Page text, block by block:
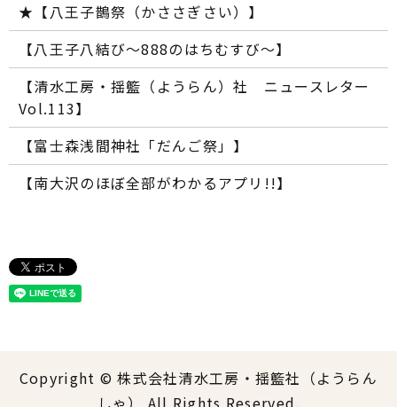
★【八王子鵲祭（かささぎさい）】
【八王子八結び～888のはちむすび～】
【清水工房・揺籃（ようらん）社 ニュースレター
Vol.113】
【富士森浅間神社「だんご祭」】
【南大沢のほぼ全部がわかるアプリ!!】
Copyright © 株式会社清水工房・揺籃社（ようらん
しゃ） All Rights Reserved.